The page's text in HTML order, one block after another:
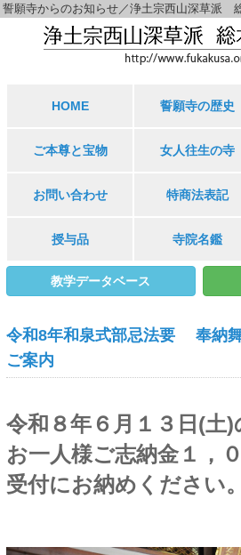
誓願寺からのお知らせ／浄土宗西山深草派
HOME 誓願寺の歴史
ご本尊と宝物 女人往生の寺
お問い合わせ 特商法表記
授与品 寺院名鑑
教学データベース
令和8年和泉式部忌法要 奉納
ご案内
令和８年６月１３日(土
お一人様ご志納金１，
受付にお納めください。